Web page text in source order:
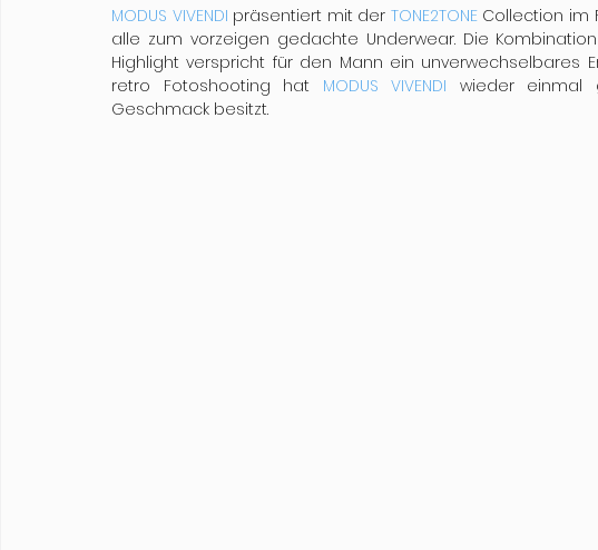
MODUS VIVENDI präsentiert mit der TONE2TONE Collection im
alle zum vorzeigen gedachte Underwear. Die
Highlight verspricht für den Mann ein unverwechselbares
retro Fotoshooting hat MODUS VIVENDI wieder einmal
Geschmack besitzt.